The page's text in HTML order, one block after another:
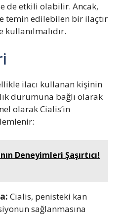
de etkili olabilir. Ancak,
temin edilebilen bir ilaçtır
ilacı kullanan kişinin
durumuna bağlı olarak
olarak Cialis’in
Deneyimleri Şaşırtıcı!
Cialis, penisteki kan
sağlanmasına